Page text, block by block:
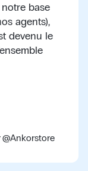
base
agents),
devenu le
@Ankorstore